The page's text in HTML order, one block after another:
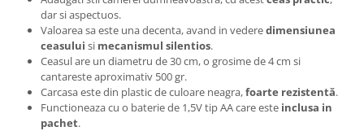
Tricouri biciclisti downhill
Tricouri skateboard
Tricouri sport/fitness
Tricouri fitness/sala de forta
Tricouri yoga
dar si aspectuos.
Valoarea sa este una decenta, avand in vederedimensiunea
ceasului si mecanismul silentios.
Ceasul are un diametru de 30 cm, o grosime de 4 cm si
cantareste aproximativ 500 gr.
Carcasa este din plastic de culoare neagra,foarte rezistentă.
Functioneaza cu o baterie de 1,5V tip AA care este inclusa in
pachet.